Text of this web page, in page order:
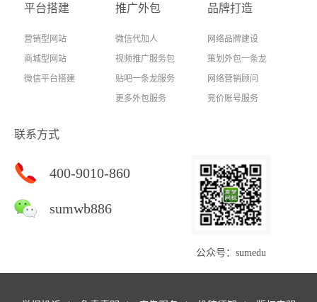
平台搭建
营销型网站
商城型网站
微信平台搭建
推广外包
微信代加人
视频推广服务包
贴吧一条龙服务
更多外包服务
品牌打造
网络品牌建设
策划外包一条龙
网络营销顾问
竞价账号服务
联系方式
400-9010-860
sumwb886
公众号：sumedu